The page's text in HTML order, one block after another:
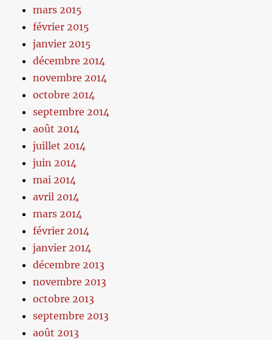
mars 2015
février 2015
janvier 2015
décembre 2014
novembre 2014
octobre 2014
septembre 2014
août 2014
juillet 2014
juin 2014
mai 2014
avril 2014
mars 2014
février 2014
janvier 2014
décembre 2013
novembre 2013
octobre 2013
septembre 2013
août 2013